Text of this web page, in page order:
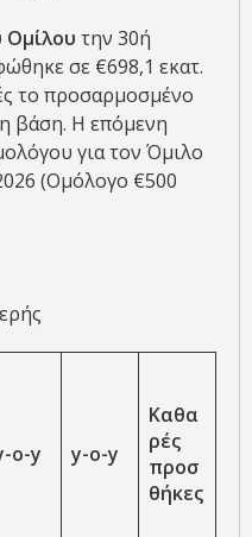
Ομίλου την 30ή
σε €698,1 εκατ.
το προσαρμοσμένο
βάση. Η επόμενη
για τον Όμιλο
(Ομόλογο €500
o-y y-o-y
Καθα
ρές
προσ
θήκες